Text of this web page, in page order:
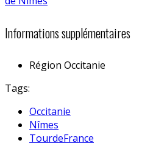
Informations supplémentaires
Région Occitanie
Tags:
Occitanie
Nîmes
TourdeFrance